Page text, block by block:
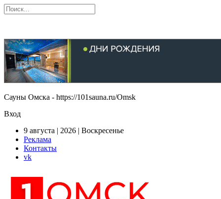
Сауны Омска - https://101sauna.ru/Omsk
Вход
9 августа | 2026 | Воскресенье
Реклама
Контакты
vk